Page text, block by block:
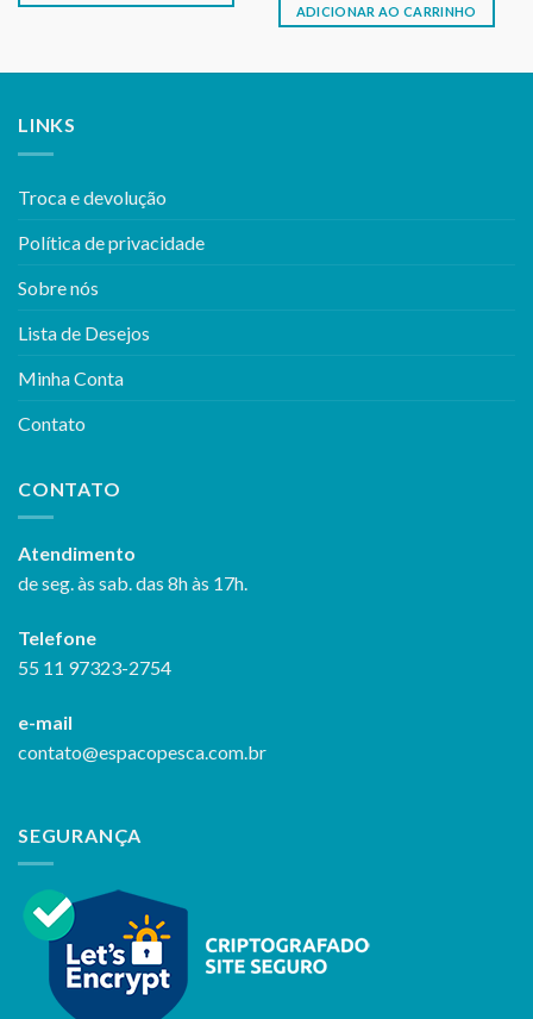
ADICIONAR AO CARRINHO
LINKS
Troca e devolução
Política de privacidade
Sobre nós
Lista de Desejos
Minha Conta
Contato
CONTATO
Atendimento
de seg. às sab. das 8h às 17h.
Telefone
55 11 97323-2754
e-mail
contato@espacopesca.com.br
SEGURANÇA